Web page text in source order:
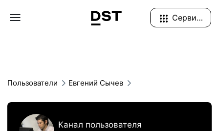
Navigation Menu Сервисы
Пользователи Евгений Сычев
Канал пользователя